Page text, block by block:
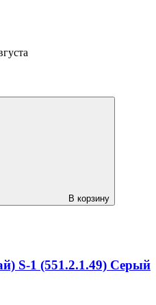
В корзину
S-1 (551.2.1.49) Серый